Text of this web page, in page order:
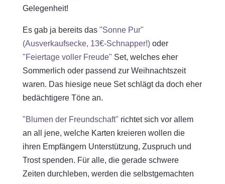
Gelegenheit!
Es gab ja bereits das "Sonne Pur"
(Ausverkaufsecke, 13€-Schnapper!)oder
"Feiertage voller Freude" Set, welches eher
Sommerlich oder passend zur Weihnachtszeit
waren. Das hiesige neue Set schlägt da doch eher
bedächtigere Töne an.
"Blumen der Freundschaft" richtet sich vor allem
an all jene, welche Karten kreieren wollen die
ihren Empfängern Unterstützung, Zuspruch und
Trost spenden. Für alle, die gerade schwere
Zeiten durchleben, werden die selbstgemachten